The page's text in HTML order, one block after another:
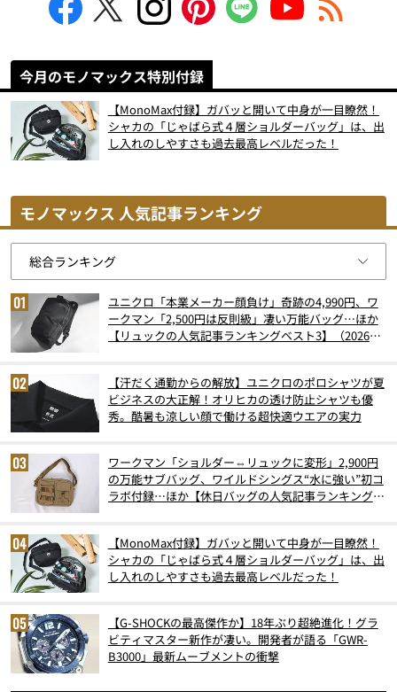
今月のモノマックス特別付録
【MonoMax付録】ガバッと開いて中身が一目瞭然！
シャカの「じゃばら式４層ショルダーバッグ」は、出
し入れのしやすさも過去最高レベルだった！
モノマックス 人気記事ランキング
ユニクロ「本業メーカー顔負け」奇跡の4,990円、ワ
ークマン「2,500円は反則級」凄い万能バッグ…ほか
【リュックの人気記事ランキングベスト3】（2026年
【汗だく通勤からの解放】ユニクロのポロシャツが夏
ビジネスの大正解！オリヒカの透け防止シャツも優
秀。酷暑も涼しい顔で働ける超快適ウエアの実力
ワークマン「ショルダー⇔リュックに変形」2,900円
の万能サブバッグ、ワイルドシングス“水に強い”初コ
ラボ付録…ほか【休日バッグの人気記事ランキングベ
【MonoMax付録】ガバッと開いて中身が一目瞭然！
シャカの「じゃばら式４層ショルダーバッグ」は、出
し入れのしやすさも過去最高レベルだった！
【G-SHOCKの最高傑作か】18年ぶり超絶進化！グラ
ビティマスター新作が凄い。開発者が語る「GWR-
B3000」最新ムーブメントの衝撃